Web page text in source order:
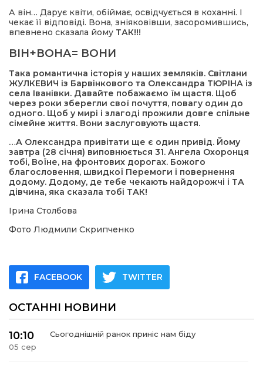
А він… Дарує квіти, обіймає, освідчується в коханні. І
чекає її відповіді. Вона, зніяковівши, засоромившись,
впевнено сказала йому ТАК!!!
ВІН+ВОНА= ВОНИ
Така романтична історія у наших земляків. Світлани
ЖУЛКЕВИЧ із Барвінкового та Олександра ТЮРІНА із
села Іванівки. Давайте побажаємо їм щастя. Щоб
через роки зберегли свої почуття, повагу один до
одного. Щоб у мирі і злагоді прожили довге спільне
сімейне життя. Вони заслуговують щастя.
…А Олександра привітати ще є один привід. Йому
завтра (28 січня) виповнюється 31. Ангела Охоронця
тобі, Воїне, на фронтових дорогах. Божого
благословення, швидкої Перемоги і повернення
додому. Додому, де тебе чекають найдорожчі і ТА
дівчина, яка сказала тобі ТАК!
Ірина Столбова
Фото Людмили Скрипченко
FACEBOOK TWITTER
ОСТАННІ НОВИНИ
10:10
05 сер
Сьогоднішній ранок приніс нам біду